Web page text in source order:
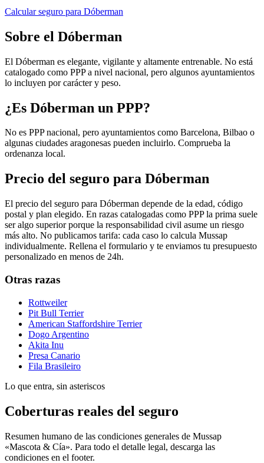
Calcular seguro para Dóberman
Sobre el Dóberman
El Dóberman es elegante, vigilante y altamente entrenable. No está
catalogado como PPP a nivel nacional, pero algunos ayuntamientos
lo incluyen por carácter y peso.
¿Es Dóberman un PPP?
No es PPP nacional, pero ayuntamientos como Barcelona, Bilbao o
algunas ciudades aragonesas pueden incluirlo. Comprueba la
ordenanza local.
Precio del seguro para Dóberman
El precio del seguro para Dóberman depende de la edad, código
postal y plan elegido. En razas catalogadas como PPP la prima suele
ser algo superior porque la responsabilidad civil asume un riesgo
más alto. No publicamos tarifa: cada caso lo calcula Mussap
individualmente. Rellena el formulario y te enviamos tu presupuesto
personalizado en menos de 24h.
Otras razas
Rottweiler
Pit Bull Terrier
American Staffordshire Terrier
Dogo Argentino
Akita Inu
Presa Canario
Fila Brasileiro
Lo que entra, sin asteriscos
Coberturas reales del seguro
Resumen humano de las condiciones generales de Mussap
«Mascota & Cía». Para todo el detalle legal, descarga las
condiciones en el footer.